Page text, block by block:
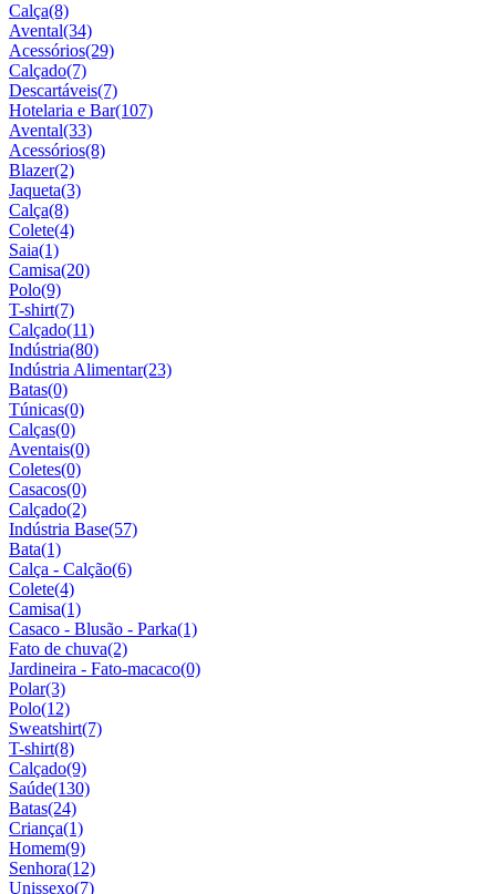
Calça(8)
Avental(34)
Acessórios(29)
Calçado(7)
Descartáveis(7)
Hotelaria e Bar(107)
Avental(33)
Acessórios(8)
Blazer(2)
Jaqueta(3)
Calça(8)
Colete(4)
Saia(1)
Camisa(20)
Polo(9)
T-shirt(7)
Calçado(11)
Indústria(80)
Indústria Alimentar(23)
Batas(0)
Túnicas(0)
Calças(0)
Aventais(0)
Coletes(0)
Casacos(0)
Calçado(2)
Indústria Base(57)
Bata(1)
Calça - Calção(6)
Colete(4)
Camisa(1)
Casaco - Blusão - Parka(1)
Fato de chuva(2)
Jardineira - Fato-macaco(0)
Polar(3)
Polo(12)
Sweatshirt(7)
T-shirt(8)
Calçado(9)
Saúde(130)
Batas(24)
Criança(1)
Homem(9)
Senhora(12)
Unissexo(7)